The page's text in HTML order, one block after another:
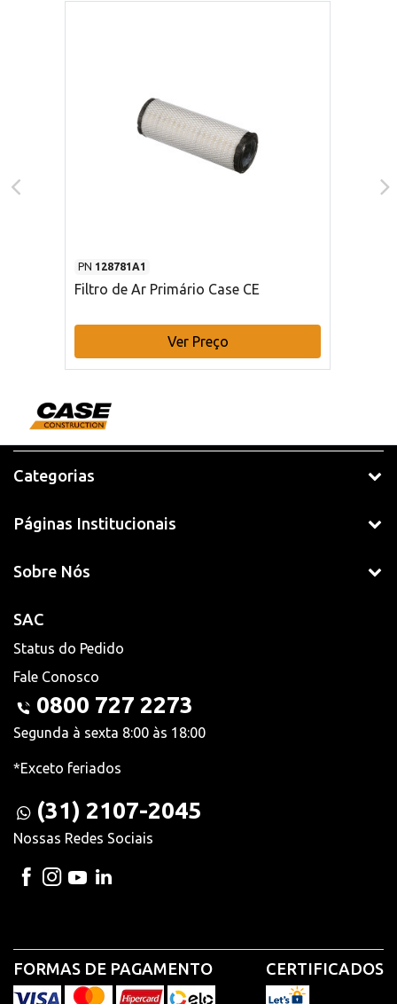
PN 128781A1
Filtro de Ar Primário Case CE
Ver Preço
Categorias
Páginas Institucionais
Sobre Nós
SAC
Status do Pedido
Fale Conosco
0800 727 2273
Segunda à sexta 8:00 às 18:00
*Exceto feriados
(31) 2107-2045
Nossas Redes Sociais
FORMAS DE PAGAMENTO CERTIFICADOS